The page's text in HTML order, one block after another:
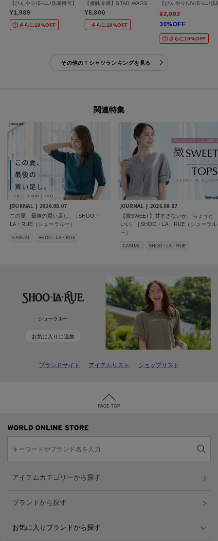
【ひんやり/S-LL/洗濯機可】真夏に着たい 大人のベーシックカラープリントTシャツ
¥1,989
さらに10%OFF
【接触冷感】STAR WARS グローグ グラフィックTシャ
¥8,800
さらに10%OFF
【ひんやり/UV/S-LL/
¥2,092
30%OFF
さらに10%OFF
その他のＴシャツランキングを見る
関連特集
JOURNAL | 2026.08.07
この夏、最後の買い足し。 | SHOO・
LA・RUE（シューラルー）
CASUAL SHOO・LA・RUE
JOURNAL | 2026.08.07
【微SWEET】甘すぎないが、ちょうど
いい。 | SHOO・LA・RUE（シューラル
ー）
CASUAL SHOO・LA・RUE
シューラルー
お気に入りに追加
ブランドサイト アイテムリスト ショップリスト
PAGE TOP
アイテムカテゴリーから探す
ブランドから探す
お気に入りブランドから探す